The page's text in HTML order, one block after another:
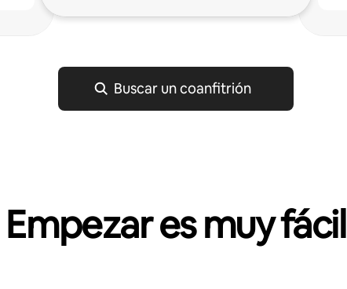
Buscar un coanfitrión
Empezar es muy fácil